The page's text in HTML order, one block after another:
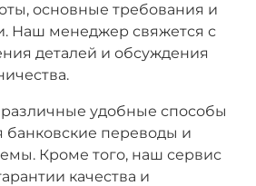
основные требования и
Наш менеджер свяжется с
деталей и обсуждения
удобные способы
банковские переводы и
Кроме того, наш сервис
качества и